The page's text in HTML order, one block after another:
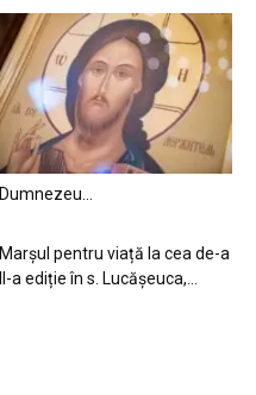
Dumnezeu…
Marșul pentru viață la cea de-a
II-a ediție în s. Lucășeuca,...